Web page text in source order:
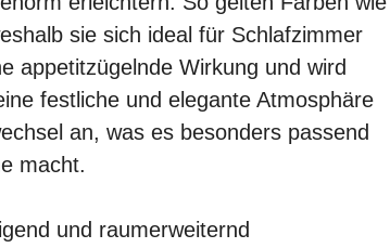
sie sich ideal für Schlafzimmer
appetitzügelnde Wirkung und wird
festliche und elegante Atmosphäre
an, was es besonders passend
macht.
und raumerweiternd